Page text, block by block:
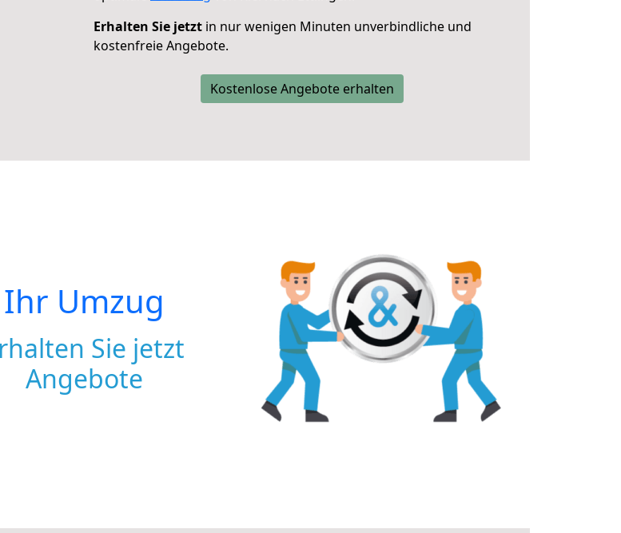
Erhalten Sie jetzt in nur wenigen Minuten unverbindliche und
kostenfreie Angebote.
Kostenlose Angebote erhalten
Ihr Umzug
Sie jetzt
Angebote